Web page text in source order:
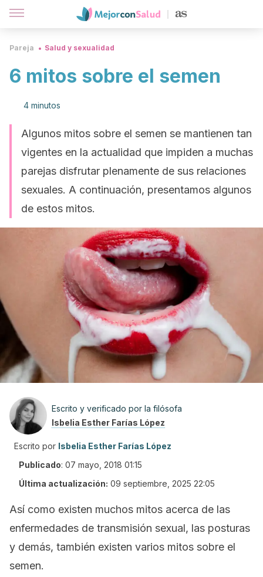
Pareja Salud y sexualidad
6 mitos sobre el semen
4 minutos
Algunos mitos sobre el semen se mantienen tan
vigentes en la actualidad que impiden a muchas
parejas disfrutar plenamente de sus relaciones
sexuales. A continuación, presentamos algunos
de estos mitos.
Escrito y verificado por la filósofa
Isbelia Esther Farías López
Escrito por Isbelia Esther Farías López
Publicado: 07 mayo, 2018 01:15
Última actualización: 09 septiembre, 2025 22:05
Así como existen muchos mitos acerca de las
enfermedades de transmisión sexual, las posturas
y demás, también existen varios mitos sobre el
semen.